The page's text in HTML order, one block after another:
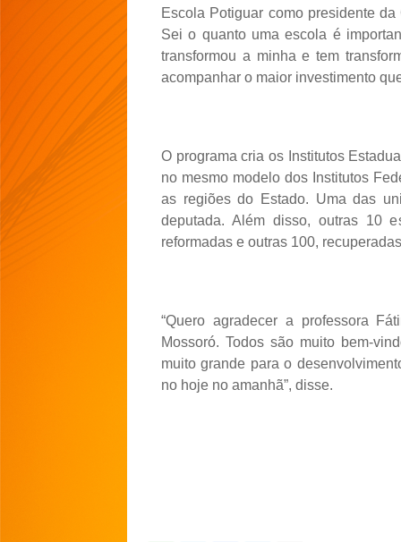
Escola Potiguar como presidente
Sei o quanto uma escola é
transformou a minha e tem
acompanhar o maior investimento
O programa cria os Institutos
no mesmo modelo dos Institutos
as regiões do Estado. Uma das
deputada. Além disso, outras 10
reformadas e outras 100,
“Quero agradecer a professora
Mossoró. Todos são muito bem-
muito grande para o
no hoje no amanhã”, disse.